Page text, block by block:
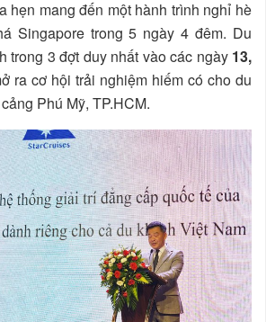
hẹn mang đến một hành trình nghỉ hè
Singapore trong 5 ngày 4 đêm. Du
trong 3 đợt duy nhất vào các ngày 13,
ra cơ hội trải nghiệm hiếm có cho du
Phú Mỹ, TP.HCM.